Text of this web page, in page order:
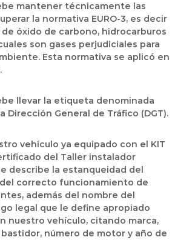
mantener técnicamente las
la normativa EURO-3, es decir
óxido de carbono, hidrocarburos
son gases perjudiciales para
Esta normativa se aplicó en
llevar la etiqueta denominada
Dirección General de Tráfico (DGT).
vehículo ya equipado con el KIT
del Taller instalador
describe la estanqueidad del
correcto funcionamiento de
además del nombre del
legal que le define apropiado
nuestro vehículo, citando marca,
número de motor y año de